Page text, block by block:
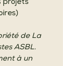
projets
de La
ASBL.
à un